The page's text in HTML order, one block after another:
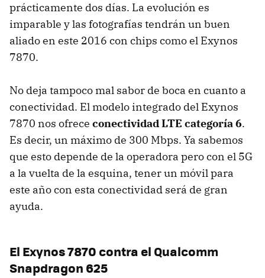
prácticamente dos días. La evolución es
imparable y las fotografías tendrán un buen
aliado en este 2016 con chips como el Exynos
7870.
No deja tampoco mal sabor de boca en cuanto a
conectividad. El modelo integrado del Exynos
7870 nos ofrece conectividad LTE categoría 6.
Es decir, un máximo de 300 Mbps. Ya sabemos
que esto depende de la operadora pero con el 5G
a la vuelta de la esquina, tener un móvil para
este año con esta conectividad será de gran
ayuda.
El Exynos 7870 contra el Qualcomm
Snapdragon 625